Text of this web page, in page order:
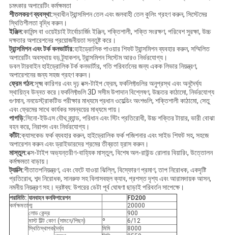
চমৎকার অপারেটিং কর্মক্ষমতা
শীতলকরণ ব্যবস্থা:স্বাধীন ট্রান্সমিশন তেল এবং জলবাহী তেল কুলিং গ্রহণ করুন, সিস্টেমের
স্থিতিশীলতা বৃদ্ধি করুন।
ইঞ্জিন:কামিন্স বা ওয়েইচাই টার্বোচার্জিং ইঞ্জিন, শক্তিশালী, শক্তি সংরক্ষণ, পরিবেশ সুরক্ষা, উচ্চ
দক্ষতার অপারেশনের প্রয়োজনীয়তা সন্তুষ্ট করে।
ট্রান্সমিশন এবং টর্ক কনভার্টার:হাইড্রোলিক পাওয়ার শিফট ট্রান্সমিশন ব্যবহার করুন, সম্মিলিত
অপারেটিং অবস্থায় বড় ট্র্যাকশন, ট্রান্সমিশন সিস্টেম আরও নির্ভরযোগ্য।
ডবল টারবাইন হাইড্রোলিক টর্ক কনভার্টার, গতি পরিবর্তনের জন্য একক লিভার নিয়ন্ত্রণ,
অপারেশনের জন্য সহজ গ্রহণ করুন।
ফ্রেম গঠন:সূক্ষ্ম কারিগর এবং দৃঢ় বক্স-টাইপ ফ্রেম, ফর্কলিফ্টগুলির অনুপ্রস্থ এবং অনুদৈর্ঘ্য
স্থায়িত্ব উন্নত করে।ফর্কলিফ্টগুলি 3D সসীম উপাদান বিশ্লেষণ, উচ্চতর কাঠামো, নির্ভরযোগ্য
গুণমান, ননডেস্ট্রাকটিভ পরীক্ষার মাধ্যমে প্রধান ওয়েল্ডিং অংশগুলি, শক্তিশালী কাঠামো, সেতু
এবং ফ্রেমের সাথে কার্যকর সমন্বয়ের মাধ্যমে পায়।
পাগড়ি:সিনো-ইউএস যৌথ ব্র্যান্ড, পরিধান এবং স্টিং প্রতিরোধী, উচ্চ শক্তির টায়ার, ভারী বোঝা
বহন করে, নিরাপদ এবং নির্ভরযোগ্য।
কাঁটা:ক্যাসকেড ফর্ক ব্যবহার করুন, হাইড্রোলিক ফর্ক পজিশনার এবং সাইড শিফট সহ, সহজে
অপারেশন করুন এবং ড্রাইভারদের শ্রমের তীব্রতা হ্রাস করুন।
মাস্তুল:বক্স-টাইপ অভ্যন্তরীণ-বাহ্যিক মাস্তুল, বিশেষ অল-রাউন্ড রোলার বিয়ারিং, উত্তোলন
কর্মক্ষমতা বাড়ায়।
ট্যাক্সি:শীতাতপনিয়ন্ত্রণ, এবং ফেটে যাওয়া ঝিল্লি, বিস্ফোরণ প্রমাণ, তাপ নিরোধক, একদৃষ্টি
প্রতিরোধ, শব্দ নিরোধক, সানরুফ সহ বিলাসবহুল ক্যাব, প্রশস্ত দৃশ্য এবং আরামদায়ক আসন,
নমনীয় নিয়ন্ত্রণ সহ। দ্রষ্টব্য: উপরের ডেটা পূর্ব ঘোষণা ছাড়াই পরিবর্তন সাপেক্ষে।
পরামিতি: যানবাহন কনফিগারেশন FD200
কর্মক্ষমতাগ্ম
20000
লোড কেন্দ্র
900
মাস্ট টিল্ট কোণ (সামনে/পিছন)
º
6/12
স্থিতিস্থাপকদৈর্ঘ্য মিমি
8000